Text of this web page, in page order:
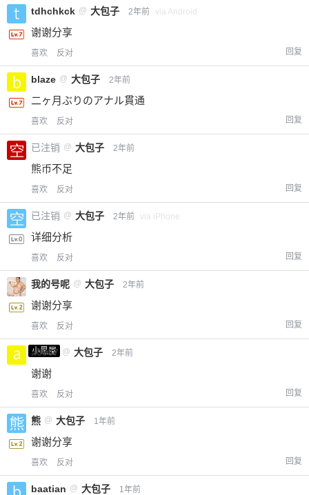
tdhchkck @ 大包子 2年前 via Android
谢谢分享
喜欢 反对 回复
blaze @ 大包子 2年前
二ヶ月ぶりのアナル貫通
喜欢 反对 回复
已注销 @ 大包子 2年前
熊币不足
喜欢 反对 回复
已注销 @ 大包子 2年前 via iPhone
详细分析
喜欢 反对 回复
我的号呢 @ 大包子 2年前
谢谢分享
喜欢 反对 回复
小黑屋
a0987 @ 大包子 2年前
谢谢
喜欢 反对 回复
熊 @ 大包子 1年前
谢谢分享
喜欢 反对 回复
baatian @ 大包子 1年前